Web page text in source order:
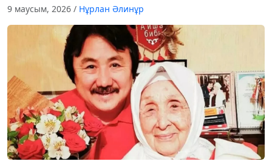
9 маусым, 2026 / Нұрлан Әлинұр